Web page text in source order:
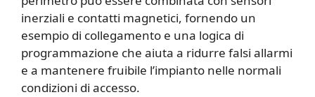
inerziali e contatti magnetici, fornendo un
esempio di collegamento e una logica di
programmazione che aiuta a ridurre falsi allarmi
e a mantenere fruibile l’impianto nelle normali
condizioni di accesso.